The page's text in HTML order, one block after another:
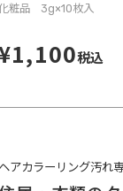
粧品 3g×10枚入
税込
ヘアカラーリング汚れ